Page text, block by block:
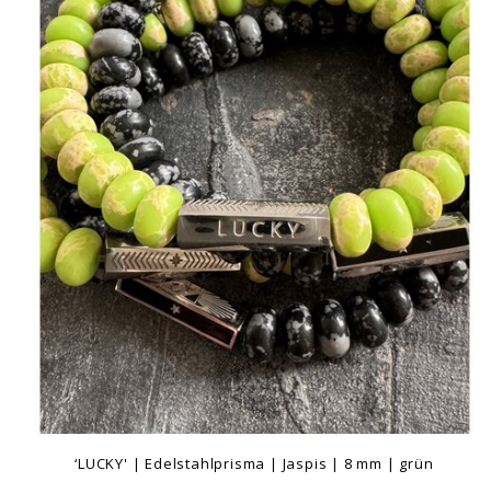
‘LUCKY' | Edelstahlprisma | Jaspis | 8 mm | grün